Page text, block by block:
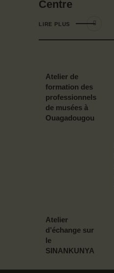
Centre
LIRE PLUS
Atelier de
formation des
professionnels
de musées à
Ouagadougou
Atelier
d’échange sur
le
SINANKUNYA